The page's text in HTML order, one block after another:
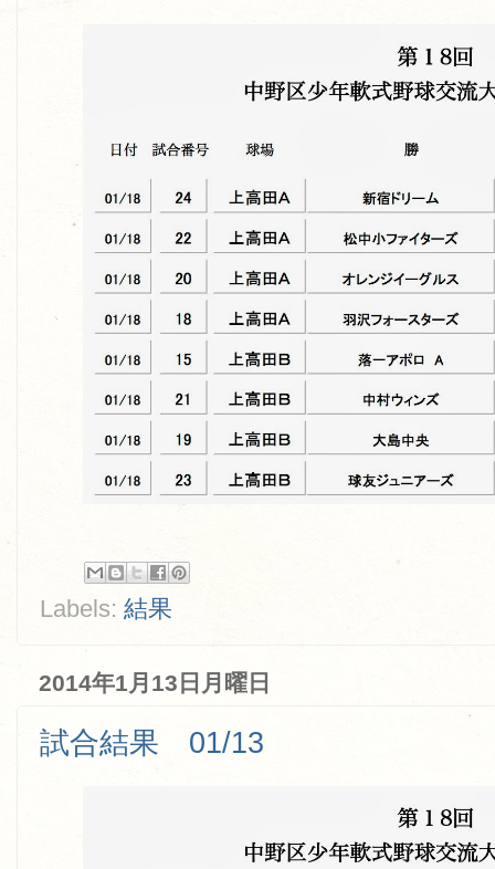
Labels: 結果
2014年1月13日月曜日
試合結果 01/13